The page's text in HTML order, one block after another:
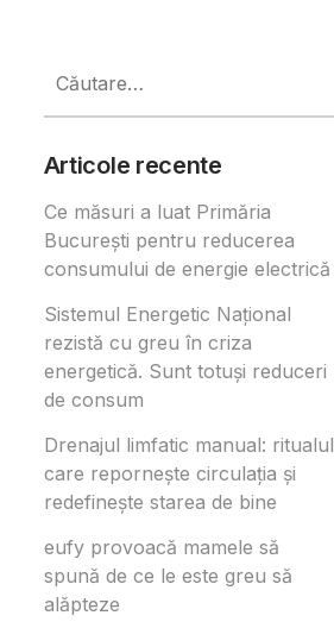
după:
Articole recente
Ce măsuri a luat Primăria
București pentru reducerea
consumului de energie electrică
Sistemul Energetic Național
rezistă cu greu în criza
energetică. Sunt totuși reduceri
de consum
Drenajul limfatic manual: ritualul
care repornește circulația și
redefinește starea de bine
eufy provoacă mamele să
spună de ce le este greu să
alăpteze